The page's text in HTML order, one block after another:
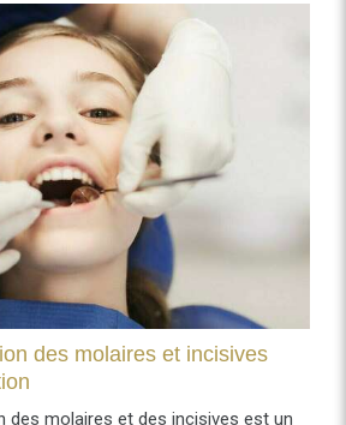
des molaires et incisives
des molaires et des incisives est un